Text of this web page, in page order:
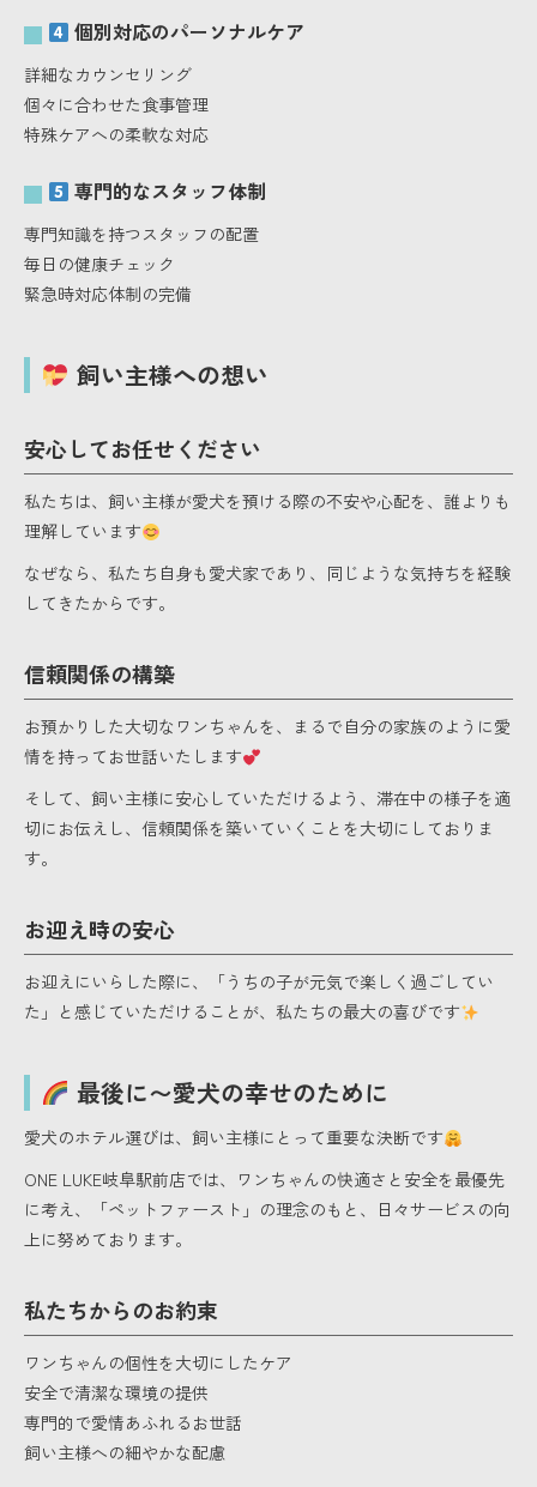
個別対応のパーソナルケア
詳細なカウンセリング
個々に合わせた食事管理
特殊ケアへの柔軟な対応
専門的なスタッフ体制
専門知識を持つスタッフの配置
毎日の健康チェック
緊急時対応体制の完備
飼い主様への想い
安心してお任せください
私たちは、飼い主様が愛犬を預ける際の不安や心配を、誰よりも
理解しています
なぜなら、私たち自身も愛犬家であり、同じような気持ちを経験
してきたからです。
信頼関係の構築
お預かりした大切なワンちゃんを、まるで自分の家族のように愛
情を持ってお世話いたします
そして、飼い主様に安心していただけるよう、滞在中の様子を適
切にお伝えし、信頼関係を築いていくことを大切にしておりま
す。
お迎え時の安心
お迎えにいらした際に、「うちの子が元気で楽しく過ごしてい
た」と感じていただけることが、私たちの最大の喜びです
最後に〜愛犬の幸せのために
愛犬のホテル選びは、飼い主様にとって重要な決断です
ONE LUKE岐阜駅前店では、ワンちゃんの快適さと安全を最優先
に考え、「ペットファースト」の理念のもと、日々サービスの向
上に努めております。
私たちからのお約束
ワンちゃんの個性を大切にしたケア
安全で清潔な環境の提供
専門的で愛情あふれるお世話
飼い主様への細やかな配慮